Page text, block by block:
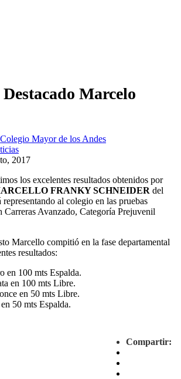
Marcelo
Colegio Mayor de los Andes
2017
los excelentes resultados obtenidos por
FRANKY SCHNEIDER del
representando al colegio en las pruebas
Carreras Avanzado, Categoría Prejuvenil
Marcello compitió en la fase departamental
resultados:
en 100 mts Espalda.
en 100 mts Libre.
en 50 mts Libre.
50 mts Espalda.
Compartir: